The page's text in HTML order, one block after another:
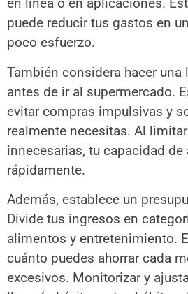
en línea o en aplicaciones.
puede reducir tus gastos en
poco esfuerzo.
También considera hacer
antes de ir al supermercado.
evitar compras impulsivas y
realmente necesitas. Al
innecesarias, tu capacidad de
rápidamente.
Además, establece un
Divide tus ingresos en
alimentos y entretenimiento.
cuánto puedes ahorrar cada
excesivos. Monitorizar y